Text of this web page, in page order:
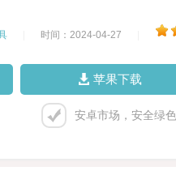
时间：2024-04-27
苹果下载
安卓市场，安全绿色